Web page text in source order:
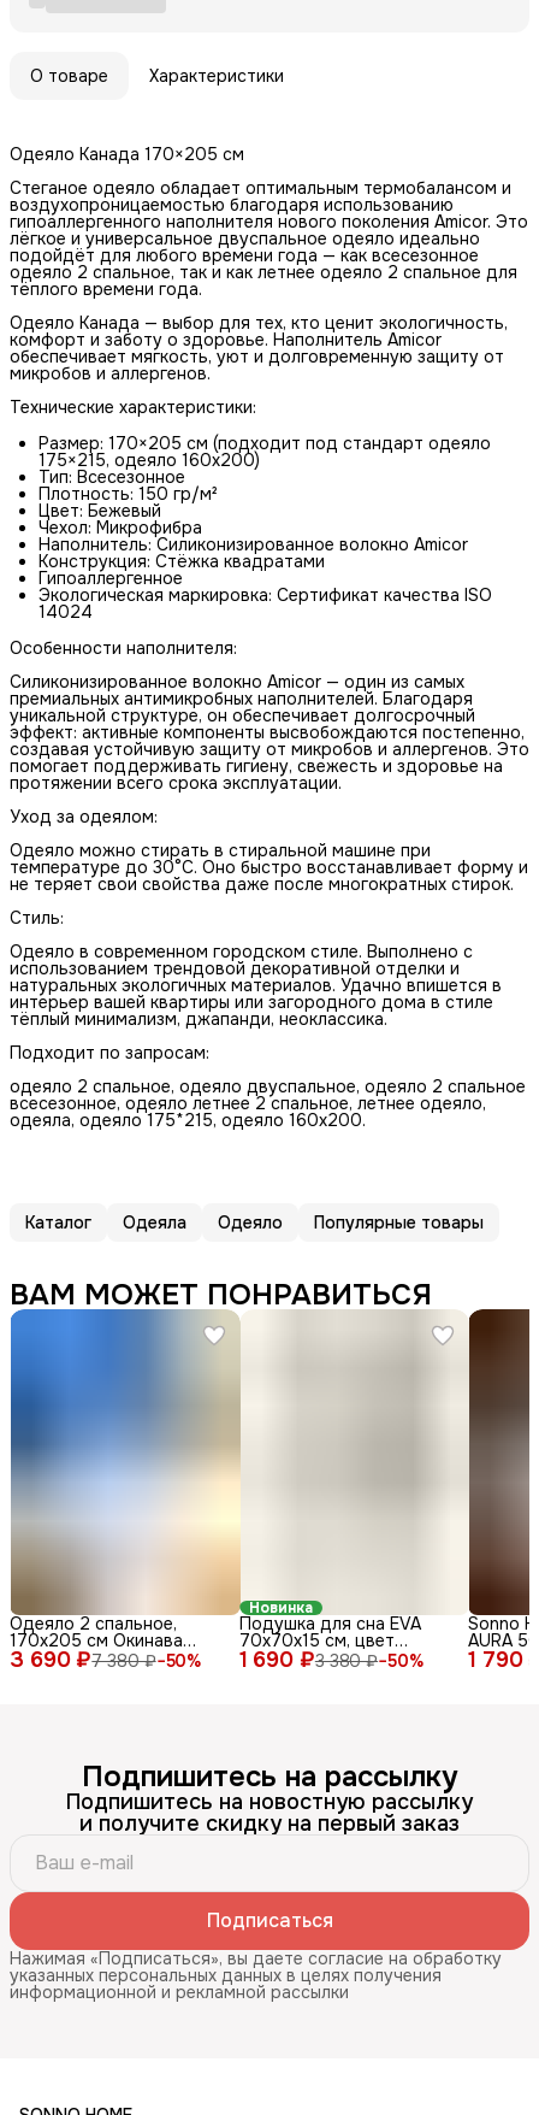
О товаре Характеристики
Одеяло Канада 170×205 см
Стеганое одеяло обладает оптимальным термобалансом и
воздухопроницаемостью благодаря использованию
гипоаллергенного наполнителя нового поколения Amicor. Это
лёгкое и универсальное двуспальное одеяло идеально
подойдёт для любого времени года — как всесезонное
одеяло 2 спальное, так и как летнее одеяло 2 спальное для
тёплого времени года.
Одеяло Канада — выбор для тех, кто ценит экологичность,
комфорт и заботу о здоровье. Наполнитель Amicor
обеспечивает мягкость, уют и долговременную защиту от
микробов и аллергенов.
Технические характеристики:
Размер: 170×205 см (подходит под стандарт одеяло
175×215, одеяло 160х200)
Тип: Всесезонное
Плотность: 150 гр/м²
Цвет: Бежевый
Чехол: Микрофибра
Наполнитель: Силиконизированное волокно Amicor
Конструкция: Стёжка квадратами
Гипоаллергенное
Экологическая маркировка: Сертификат качества ISO
14024
Особенности наполнителя:
Силиконизированное волокно Amicor — один из самых
премиальных антимикробных наполнителей. Благодаря
уникальной структуре, он обеспечивает долгосрочный
эффект: активные компоненты высвобождаются постепенно,
создавая устойчивую защиту от микробов и аллергенов. Это
помогает поддерживать гигиену, свежесть и здоровье на
протяжении всего срока эксплуатации.
Уход за одеялом:
Одеяло можно стирать в стиральной машине при
температуре до 30°C. Оно быстро восстанавливает форму и
не теряет свои свойства даже после многократных стирок.
Стиль:
Одеяло в современном городском стиле. Выполнено с
использованием трендовой декоративной отделки и
натуральных экологичных материалов. Удачно впишется в
интерьер вашей квартиры или загородного дома в стиле
тёплый минимализм, джапанди, неоклассика.
Подходит по запросам:
одеяло 2 спальное, одеяло двуспальное, одеяло 2 спальное
всесезонное, одеяло летнее 2 спальное, летнее одеяло,
одеяла, одеяло 175*215, одеяло 160х200.
Каталог Одеяла Одеяло Популярные товары
ВАМ МОЖЕТ ПОНРАВИТЬСЯ
3 690 ₽7 380 ₽−50%
Одеяло 2 спальное,
170х205 см Окинава
всесезонное, стеганое, с
гипоаллергенным
Новинка
1 690 ₽3 380 ₽−50%
Подушка для сна EVA
70x70х15 см, цвет
бежевый, мягкая и
упругая, гипоаллергенный
1 790
Sonno
AURA
Подпишитесь на рассылку
Подпишитесь на новостную рассылку
и получите скидку на первый заказ
Подписаться
Нажимая «Подписаться», вы даете согласие на обработку
указанных персональных данных в целях получения
информационной и рекламной рассылки